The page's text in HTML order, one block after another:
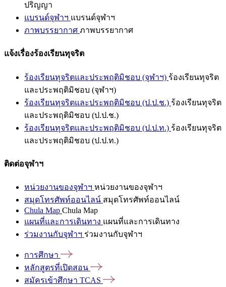
ปริญญา
แบรนด์จุฬาฯ แบรนด์จุฬาฯ
ภาพบรรยากาศ ภาพบรรยากาศ
แจ้งเรื่องร้องเรียนทุจริต
ร้องเรียนทุจริตและประพฤติมิชอบ (จุฬาฯ) ร้องเรียนทุจริต
และประพฤติมิชอบ (จุฬาฯ)
ร้องเรียนทุจริตและประพฤติมิชอบ (ป.ป.ช.) ร้องเรียนทุจริต
และประพฤติมิชอบ (ป.ป.ช.)
ร้องเรียนทุจริตและประพฤติมิชอบ (ป.ป.ท.) ร้องเรียนทุจริต
และประพฤติมิชอบ (ป.ป.ท.)
ติดต่อจุฬาฯ
หน่วยงานของจุฬาฯ หน่วยงานของจุฬาฯ
สมุดโทรศัพท์ออนไลน์ สมุดโทรศัพท์ออนไลน์
Chula Map Chula Map
แผนที่และการเดินทาง แผนที่และการเดินทาง
ร่วมงานกับจุฬาฯ ร่วมงานกับจุฬาฯ
การศึกษา
หลักสูตรที่เปิดสอน
สมัครเข้าศึกษา TCAS